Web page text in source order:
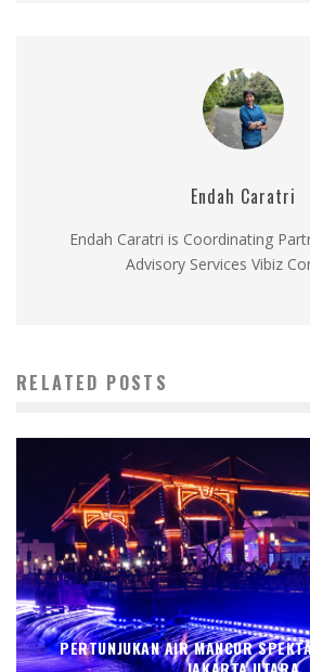
Endah Caratri
Endah Caratri is Coordinating
Advisory Services Vibiz
RELATED POSTS
PERTUNJUKAN AIR MANCUR